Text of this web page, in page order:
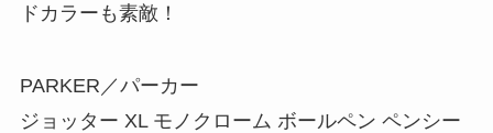
ドカラーも素敵！
PARKER／パーカー
ジョッター XL モノクローム ボールペン ペンシー